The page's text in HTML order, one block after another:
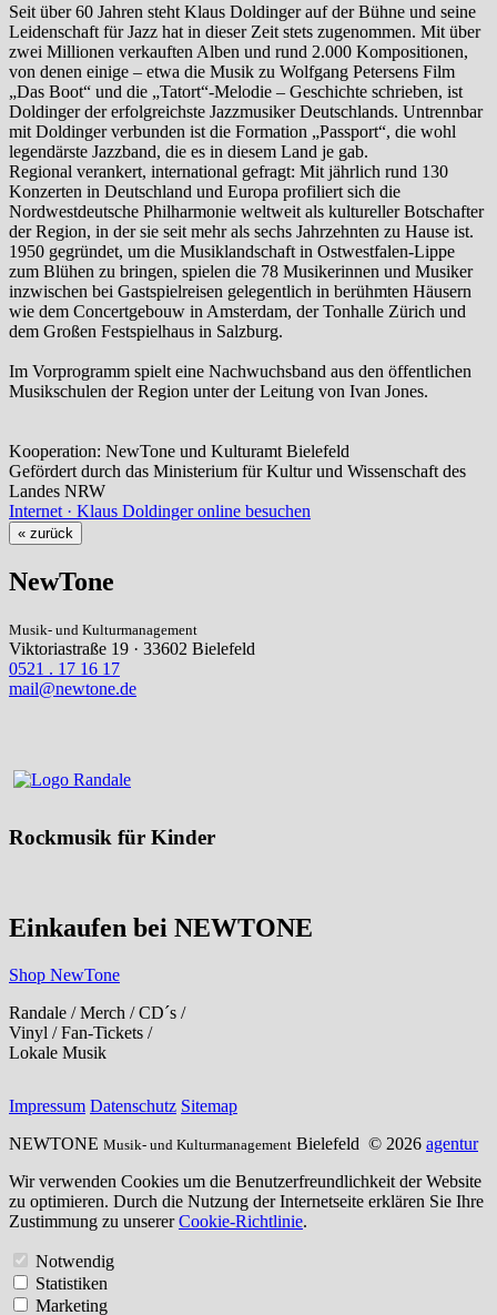
Seit über 60 Jahren steht Klaus Doldinger auf der Bühne und seine
Leidenschaft für Jazz hat in dieser Zeit stets zugenommen. Mit über
zwei Millionen verkauften Alben und rund 2.000 Kompositionen,
von denen einige – etwa die Musik zu Wolfgang Petersens Film
„Das Boot“ und die „Tatort“-Melodie – Geschichte schrieben, ist
Doldinger der erfolgreichste Jazzmusiker Deutschlands. Untrennbar
mit Doldinger verbunden ist die Formation „Passport“, die wohl
legendärste Jazzband, die es in diesem Land je gab.
Regional verankert, international gefragt: Mit jährlich rund 130
Konzerten in Deutschland und Europa profiliert sich die
Nordwestdeutsche Philharmonie weltweit als kultureller Botschafter
der Region, in der sie seit mehr als sechs Jahrzehnten zu Hause ist.
1950 gegründet, um die Musiklandschaft in Ostwestfalen-Lippe
zum Blühen zu bringen, spielen die 78 Musikerinnen und Musiker
inzwischen bei Gastspielreisen gelegentlich in berühmten Häusern
wie dem Concertgebouw in Amsterdam, der Tonhalle Zürich und
dem Großen Festspielhaus in Salzburg.
Im Vorprogramm spielt eine Nachwuchsband aus den öffentlichen
Musikschulen der Region unter der Leitung von Ivan Jones.
Kooperation: NewTone und Kulturamt Bielefeld
Gefördert durch das Ministerium für Kultur und Wissenschaft des
Landes NRW
Internet · Klaus Doldinger online besuchen
« zurück
NewTone
Musik- und Kulturmanagement
Viktoriastraße 19 · 33602 Bielefeld
0521 . 17 16 17
mail@newtone.de
Rockmusik für Kinder
Einkaufen bei NEWTONE
Shop NewTone
Randale / Merch / CD´s /
Vinyl / Fan-Tickets /
Lokale Musik
Impressum Datenschutz Sitemap
NEWTONE Musik- und Kulturmanagement Bielefeld © 2026 agentur
Wir verwenden Cookies um die Benutzerfreundlichkeit der Website
zu optimieren. Durch die Nutzung der Internetseite erklären Sie Ihre
Zustimmung zu unsererCookie-Richtlinie.
Notwendig
Statistiken
Marketing